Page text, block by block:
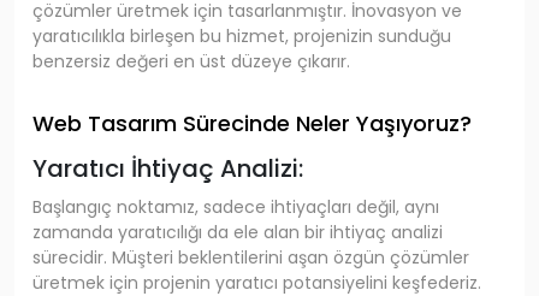
çözümler üretmek için tasarlanmıştır. İnovasyon ve
yaratıcılıkla birleşen bu hizmet, projenizin sunduğu
benzersiz değeri en üst düzeye çıkarır.
Web Tasarım Sürecinde Neler Yaşıyoruz?
Yaratıcı İhtiyaç Analizi:
Başlangıç noktamız, sadece ihtiyaçları değil, aynı
zamanda yaratıcılığı da ele alan bir ihtiyaç analizi
sürecidir. Müşteri beklentilerini aşan özgün çözümler
üretmek için projenin yaratıcı potansiyelini keşfederiz.